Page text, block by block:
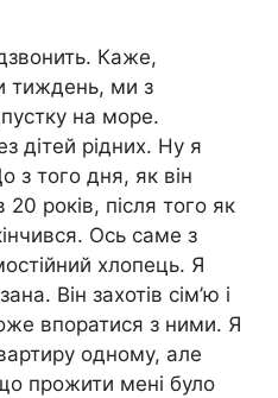
Каже,
тиждень, ми з
на море.
дітей рідних. Ну я
з того дня, як він
років, після того як
Ось саме з
хлопець. Я
Він захотів сім’ю і
впоратися з ними. Я
одному, але
прожити мені було